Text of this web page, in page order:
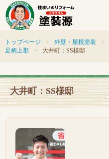
トップページ 外壁・屋根塗装
足柄上郡
大井町：SS様邸
大井町：SS様邸